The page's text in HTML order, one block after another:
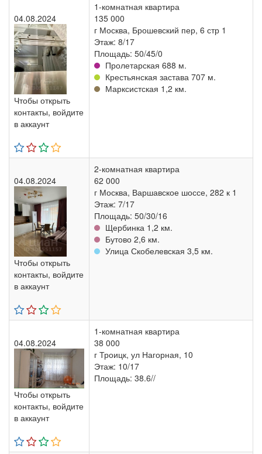
04.08.2024
Чтобы открыть
контакты, войдите
в аккаунт
1-комнатная квартира
135 000
г Москва, Брошевский пер, 6 стр 1
Этаж: 8/17
Площадь: 50/45/0
Пролетарская 688 м.
Крестьянская застава 707 м.
Марксистская 1,2 км.
04.08.2024
Чтобы открыть
контакты, войдите
в аккаунт
2-комнатная квартира
62 000
г Москва, Варшавское шоссе, 282 к 1
Этаж: 7/17
Площадь: 50/30/16
Щербинка 1,2 км.
Бутово 2,6 км.
Улица Скобелевская 3,5 км.
04.08.2024
Чтобы открыть
контакты, войдите
в аккаунт
1-комнатная квартира
38 000
г Троицк, ул Нагорная, 10
Этаж: 10/17
Площадь: 38.6//